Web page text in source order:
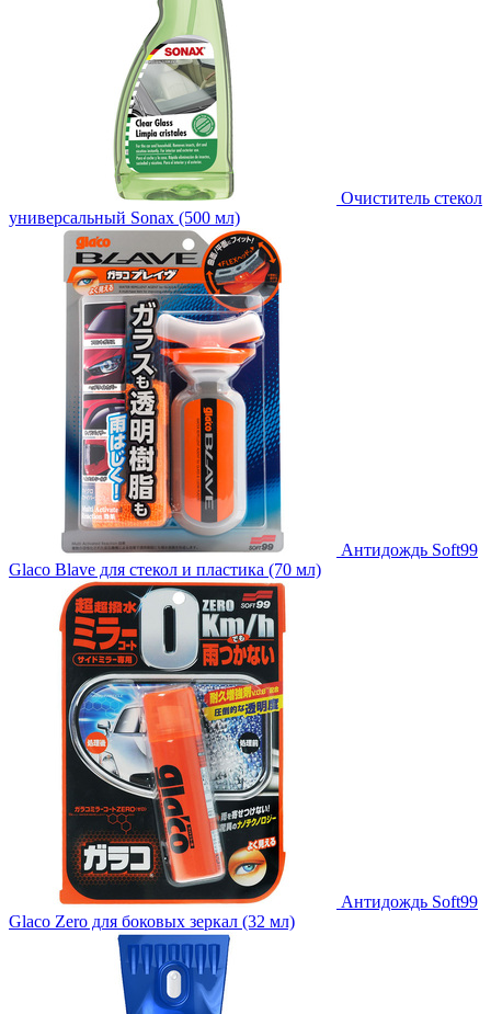
Очиститель стекол
универсальный Sonax (500 мл)
Антидождь Soft99
Glaco Blave для стекол и пластика (70 мл)
Антидождь Soft99
Glaco Zero для боковых зеркал (32 мл)